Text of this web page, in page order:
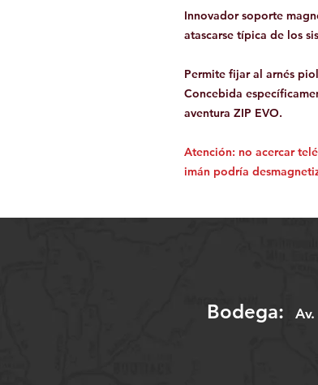
Innovador soporte
atascarse típica de los
Permite fijar al arnés
Concebida
aventura ZIP EVO.
Atención: no acercar
imán podría
Bodega: A